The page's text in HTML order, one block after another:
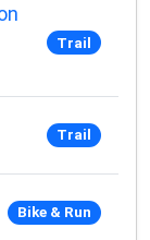
Trail
Trail
Bike & Run